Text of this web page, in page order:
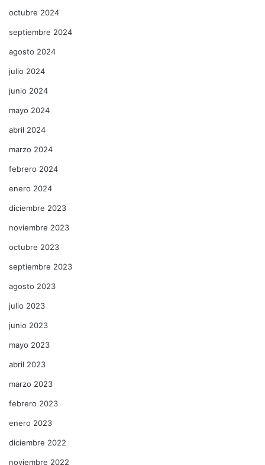
octubre 2024
septiembre 2024
agosto 2024
julio 2024
junio 2024
mayo 2024
abril 2024
marzo 2024
febrero 2024
enero 2024
diciembre 2023
noviembre 2023
octubre 2023
septiembre 2023
agosto 2023
julio 2023
junio 2023
mayo 2023
abril 2023
marzo 2023
febrero 2023
enero 2023
diciembre 2022
noviembre 2022